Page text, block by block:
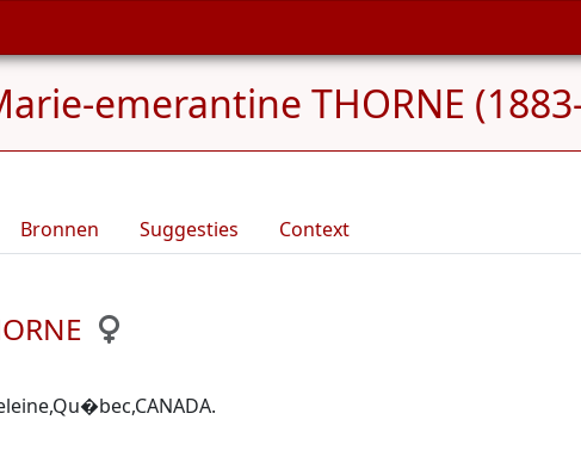
emerantine THORNE (1883-
Bronnen Suggesties Context